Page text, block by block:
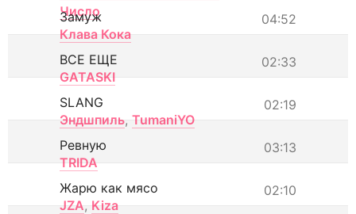
Число
04:52
Замуж
Клава Кока
02:33
ВСЕ ЕЩЕ
GATASKI
02:19
SLANG
Эндшпиль, TumaniYO
03:13
Ревную
TRIDA
02:10
Жарю как мясо
JZA, Kiza